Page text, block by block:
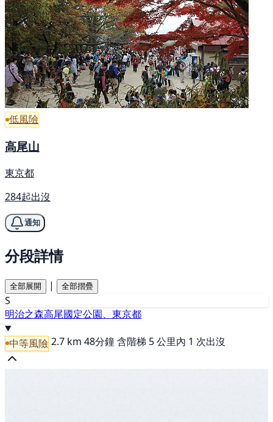
低風險
高尾山
東京都
284起出沒
通知
分段詳情
全部展開 | 全部摺疊
S
明治之森高尾國定公園、東京都
中等風險 2.7 km 48分鐘含階梯 5 公里內 1 次出沒